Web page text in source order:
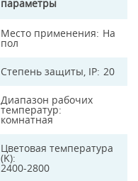
параметры
Место применения На
пол
Степень защиты, IP 20
Диапазон рабочих
температур
комнатная
Цветовая температура
(K)
2400-2800